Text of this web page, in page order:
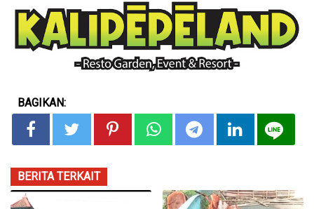
BAGIKAN:
BERITA TERKAIT